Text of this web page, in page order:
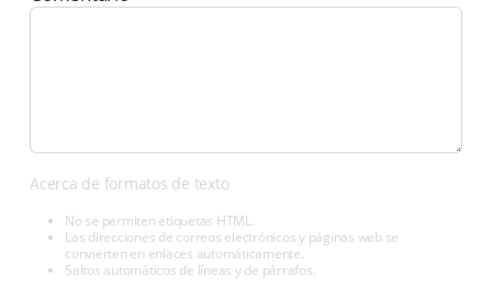
Acerca de formatos de texto
No se permiten etiquetas HTML.
Las direcciones de correos electrónicos y páginas web se
convierten en enlaces automáticamente.
Saltos automáticos de líneas y de párrafos.